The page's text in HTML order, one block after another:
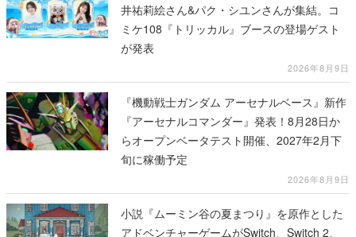
井祐莉絵さん&パク・シユンさんが集結。コ
ミケ108『トリッカル』ブースの登場ゲスト
が発表
2026年8月9日
『機動戦士ガンダム アーセナルベース』新作
『アーセナルコマンダー』発表！8月28日か
らオープンベータテスト開催、2027年2月下
旬に稼働予定
2026年8月9日
小説『ムーミン谷の夏まつり』を原作とした
アドベンチャーゲームがSwitch、Switch 2、